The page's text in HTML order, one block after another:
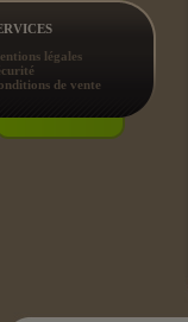
légales
de vente